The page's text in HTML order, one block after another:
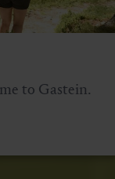
to Gastein.